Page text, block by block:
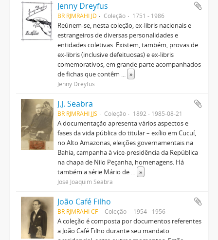
Jenny Dreyfus
BR RJMRAHI JD Coleção 1751 - 1986
Reúnem-se, nesta coleção, ex-libris nacionais e
estrangeiros de diversas personalidades e
entidades coletivas. Existem, também, provas de
ex-libris (inclusive defeituosas) e ex-libris
comemorativos, em grande parte acompanhados
de fichas que contêm ... »
Jenny Dreyfus
J.J. Seabra
BR RJMRAHI JJS Coleção 1892 - 1985-08-21
A documentação apresenta vários aspectos e
fases da vida pública do titular – exílio em Cucuí,
no Alto Amazonas, eleições governamentais na
Bahia, campanha à vice-presidência da República
na chapa de Nilo Peçanha, homenagens. Há
também a série Mário de ... »
José Joaquim Seabra
João Café Filho
BR RJMRAHI CF Coleção 1954 - 1956
A coleção é composta por documentos referentes
a João Café Filho durante seu mandato